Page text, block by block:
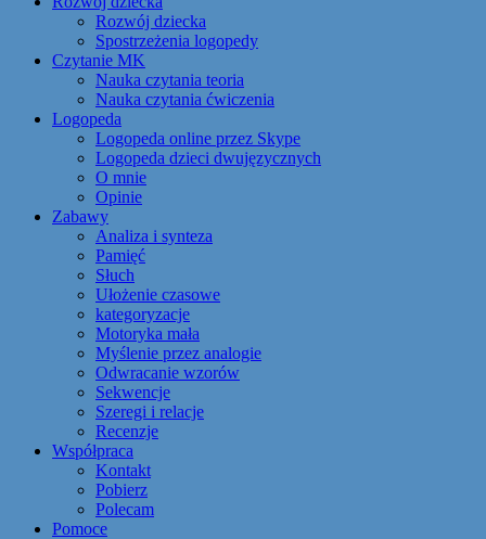
Rozwój dziecka
Spostrzeżenia logopedy
Czytanie MK
Nauka czytania teoria
Nauka czytania ćwiczenia
Logopeda
Logopeda online przez Skype
Logopeda dzieci dwujęzycznych
O mnie
Opinie
Zabawy
Analiza i synteza
Pamięć
Słuch
Ułożenie czasowe
kategoryzacje
Motoryka mała
Myślenie przez analogie
Odwracanie wzorów
Sekwencje
Szeregi i relacje
Recenzje
Współpraca
Kontakt
Pobierz
Polecam
Pomoce